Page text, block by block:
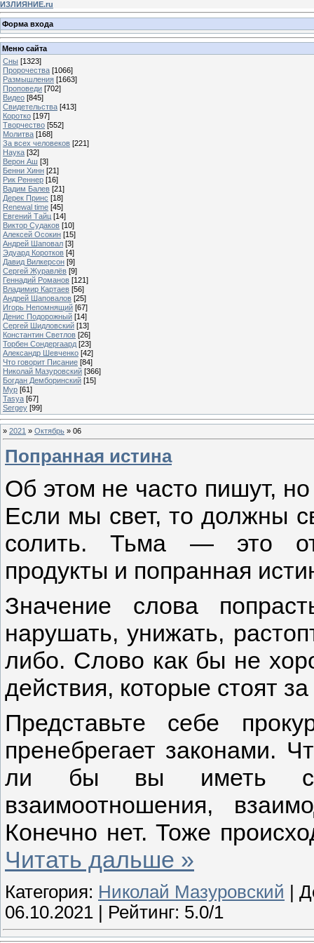
ИЗЛИЯНИЕ.ru
Форма входа
Меню сайта
Сны [1323]
Пророчества [1066]
Размышления [1663]
Проповеди [702]
Видео [845]
Свидетельства [413]
Коротко [197]
Творчество [552]
Молитва [168]
За всех человеков [221]
Наука [32]
Верон Аш [3]
Бенни Хинн [21]
Рик Реннер [16]
Вадим Балев [21]
Дерек Принс [18]
Renewal time [45]
Евгений Тайц [14]
Виктор Судаков [10]
Алексей Осокин [15]
Андрей Шаповал [3]
Эдуард Коротков [4]
Давид Вилкерсон [9]
Сергей Журавлёв [9]
Геннадий Романов [121]
Владимир Картаев [56]
Андрей Шаповалов [25]
Игорь Непомнящий [67]
Денис Подорожный [14]
Сергей Шидловский [13]
Константин Светлов [26]
Торбен Сондергаард [23]
Александр Шевченко [42]
Что говорит Писание [84]
Николай Мазуровский [366]
Богдан Демборинский [15]
Мур [61]
Tasya [67]
Sergey [99]
» 2021 » Октябрь » 06
Попранная истина
Об этом не часто пишут,
Если мы свет, то должны
солить. Тьма — это
продукты и попранная
Значение слова
нарушать, унижать,
либо. Слово как бы не
действия, которые стоят
Представьте себе
пренебрегает законами.
ли бы вы иметь с
взаимоотношения,
Конечно нет. Тоже
Читать дальше »
Категория: Николай Мазуровский |
06.10.2021 | Рейтинг: 5.0/1